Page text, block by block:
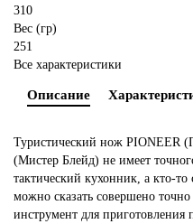
310
Вес (гр)
251
Все характеристики
Описание
Туристический нож PIONEER
(Мистер Блейд) не имеет
тактический кухонник, а кто-
можно сказать совершено
инструмент для